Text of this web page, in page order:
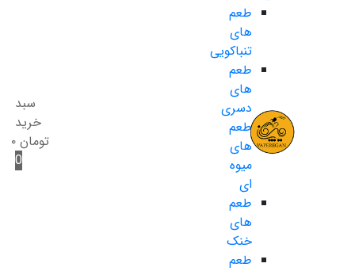
طعم
های
تنباکویی
طعم
های
دسری
طعم
های
میوه
ای
طعم
های
خنک
طعم
سبد
خرید
تومان ۰
0